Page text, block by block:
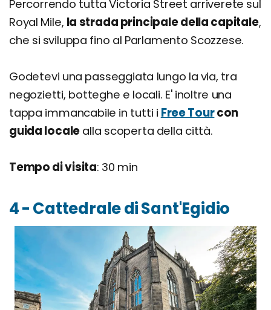
Percorrendo tutta Victoria Street arriverete sul
Royal Mile, la strada principale della capitale,
che si sviluppa fino al Parlamento Scozzese.
Godetevi una passeggiata lungo la via, tra
negozietti, botteghe e locali. E' inoltre una
tappa immancabile in tutti i Free Tourcon
guida locale alla scoperta della città.
Tempo di visita: 30 min
4 - Cattedrale di Sant'Egidio